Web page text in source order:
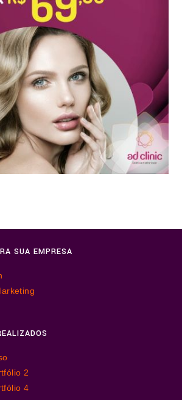
SUA EMPRESA
2
4